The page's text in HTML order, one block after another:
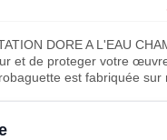
DORE A L'EAU
et de proteger votre
est fabriquée sur